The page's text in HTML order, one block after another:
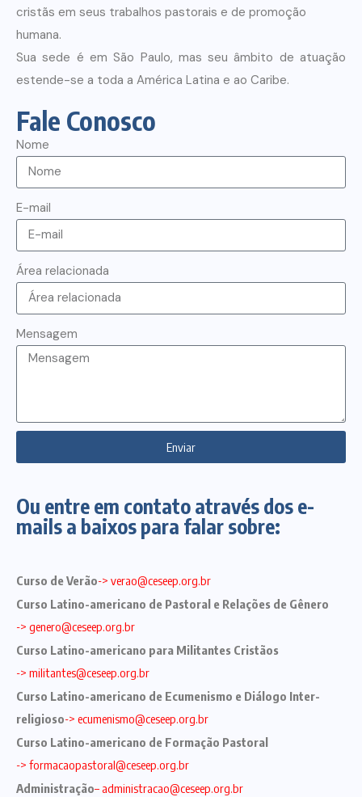
cristãs em seus trabalhos pastorais e de promoção
humana.
Sua sede é em São Paulo, mas seu âmbito de atuação
estende-se a toda a América Latina e ao Caribe.
Fale Conosco
Nome
E-mail
Área relacionada
Mensagem
Enviar
Ou entre em contato através dos e-
mails a baixos para falar sobre:
Curso de Verão-> verao@ceseep.org.br
Curso Latino-americano de Pastoral e Relações de Gênero
-> genero@ceseep.org.br
Curso Latino-americano para Militantes Cristãos
-> militantes@ceseep.org.br
Curso Latino-americano de Ecumenismo e Diálogo Inter-
religioso-> ecumenismo@ceseep.org.br
Curso Latino-americano de Formação Pastoral
-> formacaopastoral@ceseep.org.br
Administração– administracao@ceseep.org.br